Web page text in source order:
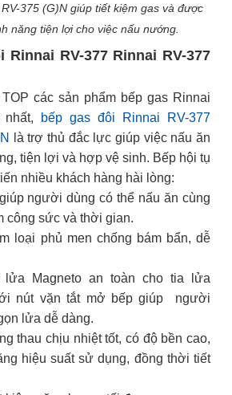
375 (G)N giúp tiết kiệm gas và được
năng tiện lợi cho việc nấu nướng.
Rinnai RV-377 Rinnai RV-377
các sản phẩm bếp gas Rinnai
bếp gas đôi Rinnai RV-377
là trợ thủ đắc lực giúp việc nấu ăn
tiện lợi và hợp vệ sinh. Bếp hội tụ
nhiều khách hàng hài lòng:
người dùng có thể nấu ăn cùng
công sức và thời gian.
loại phủ men chống bám bẩn, dễ
Magneto an toàn cho tia lửa
nút vặn tắt mở bếp giúp người
lửa dễ dàng.
thau chịu nhiệt tốt, có độ bền cao,
hiệu suất sử dụng, đồng thời tiết